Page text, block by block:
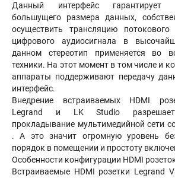
Данный интерфейс гарантирует
большущего размера данных,
осуществить трансляцию
цифрового аудиосигнала в
данном стереотип применяется во
техники. На этот момент в том числе и
аппараты поддерживают передачу
интерфейс.
Внедрение встраиваемых HDMI
Legrand и LK Studio разрешает
прокладывание мультимедийной сети
. А это значит огромную уровень
порядок в помещении и простоту
Особенности конфигурации HDMI
Встраиваемые HDMI розетки Legrand